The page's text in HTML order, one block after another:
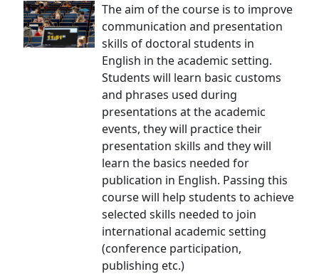
The aim of the course is to improve
communication and presentation
skills of doctoral students in
English in the academic setting.
Students will learn basic customs
and phrases used during
presentations at the academic
events, they will practice their
presentation skills and they will
learn the basics needed for
publication in English. Passing this
course will help students to achieve
selected skills needed to join
international academic setting
(conference participation,
publishing etc.)